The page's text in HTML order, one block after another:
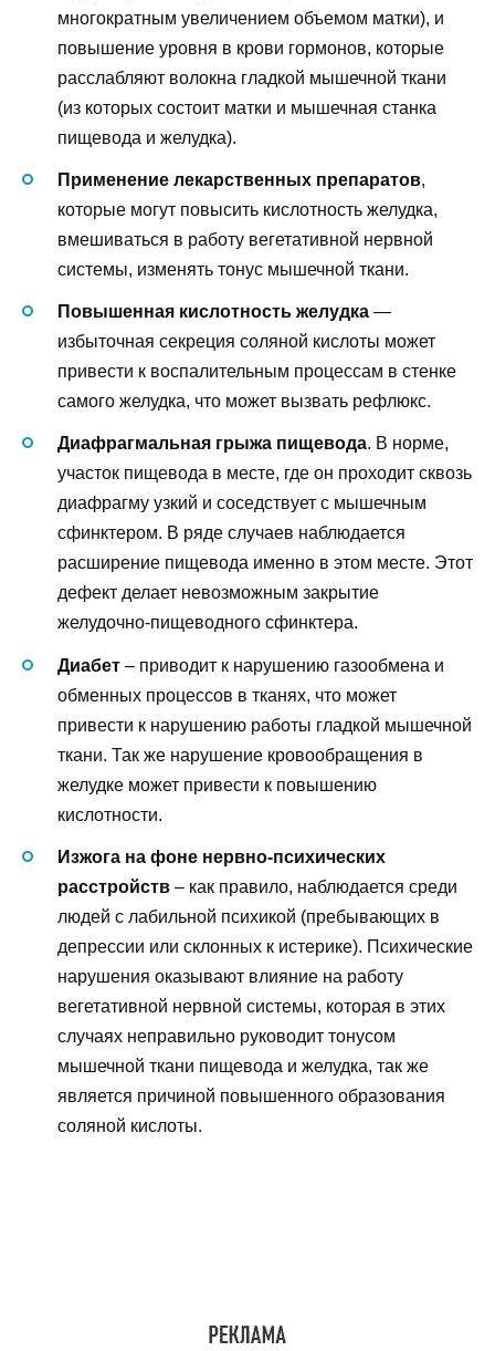
многократным увеличением объемом матки), и
повышение уровня в крови гормонов, которые
расслабляют волокна гладкой мышечной ткани
(из которых состоит матки и мышечная станка
пищевода и желудка).
Применение лекарственных препаратов,
которые могут повысить кислотность желудка,
вмешиваться в работу вегетативной нервной
системы, изменять тонус мышечной ткани.
Повышенная кислотность желудка —
избыточная секреция соляной кислоты может
привести к воспалительным процессам в стенке
самого желудка, что может вызвать рефлюкс.
Диафрагмальная грыжа пищевода. В норме,
участок пищевода в месте, где он проходит сквозь
диафрагму узкий и соседствует с мышечным
сфинктером. В ряде случаев наблюдается
расширение пищевода именно в этом месте. Этот
дефект делает невозможным закрытие
желудочно-пищеводного сфинктера.
Диабет – приводит к нарушению газообмена и
обменных процессов в тканях, что может
привести к нарушению работы гладкой мышечной
ткани. Так же нарушение кровообращения в
желудке может привести к повышению
кислотности.
Изжога на фоне нервно-психических
расстройств – как правило, наблюдается среди
людей с лабильной психикой (пребывающих в
депрессии или склонных к истерике). Психические
нарушения оказывают влияние на работу
вегетативной нервной системы, которая в этих
случаях неправильно руководит тонусом
мышечной ткани пищевода и желудка, так же
является причиной повышенного образования
соляной кислоты.